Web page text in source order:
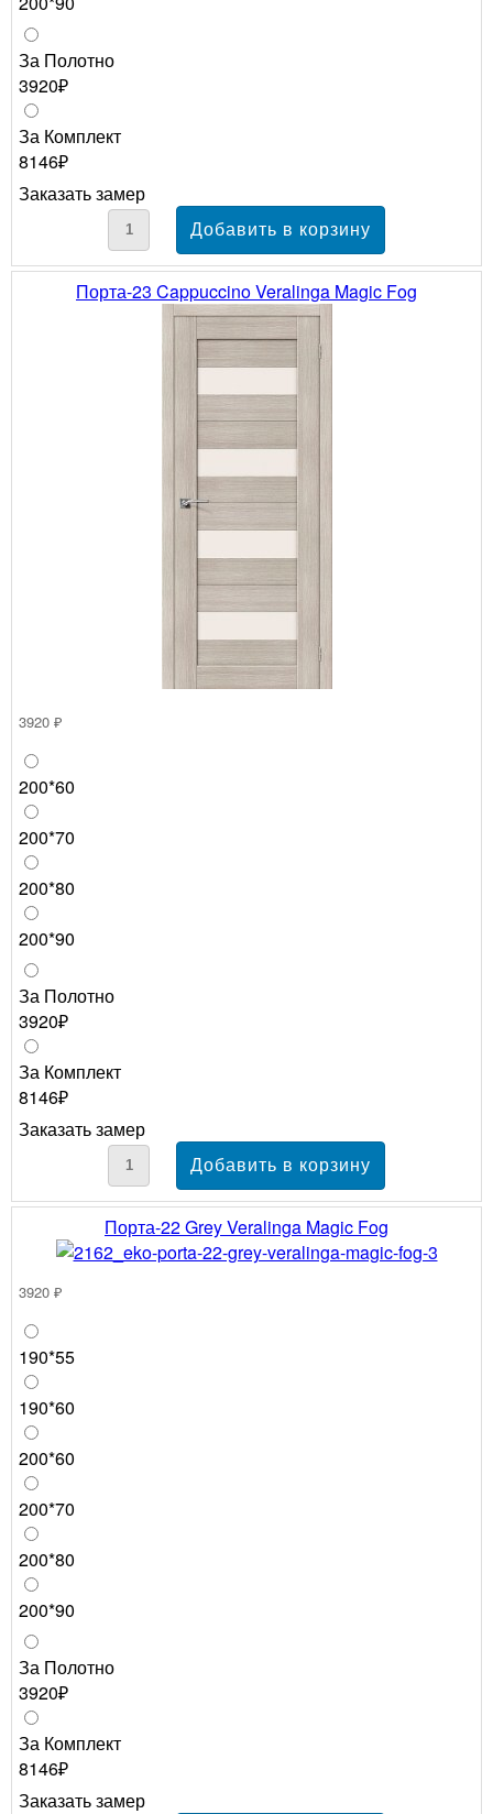
За Полотно
3920₽
За Комплект
8146₽
Заказать замер
Порта-23 Cappuccino Veralinga Magic Fog
3920 ₽
200*60
200*70
200*80
200*90
За Полотно
3920₽
За Комплект
8146₽
Заказать замер
Порта-22 Grey Veralinga Magic Fog
3920 ₽
190*55
190*60
200*60
200*70
200*80
200*90
За Полотно
3920₽
За Комплект
8146₽
Заказать замер